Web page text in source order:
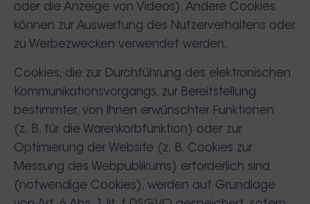
oder die Anzeige von Videos). Andere Cookies
können zur Auswertung des Nutzerverhaltens oder
zu Werbezwecken verwendet werden.
Cookies, die zur Durchführung des elektronischen
Kommunikationsvorgangs, zur Bereitstellung
bestimmter, von Ihnen erwünschter Funktionen
(z. B. für die Warenkorbfunktion) oder zur
Optimierung der Website (z. B. Cookies zur
Messung des Webpublikums) erforderlich sind
(notwendige Cookies), werden auf Grundlage